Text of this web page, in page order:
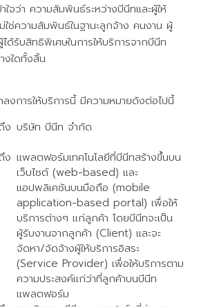
ใจว่า ความสัมพันธ์ระหว่างบีนีทและผู้ให้
ใช่ความสัมพันธ์ในฐานะลูกจ้าง คนงาน ผู้
รับสิทธิพิเศษในการให้บริการจากบีนีท
งใดทั้งสิ้น
งการให้บริการนี้ มีความหมายดังต่อไปนี้
ง บริษัท บีนีท จำกัด
ง แพลตฟอร์มเทคโนโลยีที่บีนีทสร้างขึ้นบน
เว็บไซต์ (web-based) และ
แอปพลิเคชันบนมือถือ (mobile
application-based portal) เพื่อให้
บริการต่างๆ แก่ลูกค้า โดยบีนีทจะเป็น
ผู้รับงานจากลูกค้า (Client) และจะ
จัดหา/จัดจ้างผู้ให้บริการอิสระ
(Service Provider) เพื่อให้บริการตาม
ความประสงค์แก่ว่าที่ลูกค้าบนบีนีท
แพลตฟอร์ม